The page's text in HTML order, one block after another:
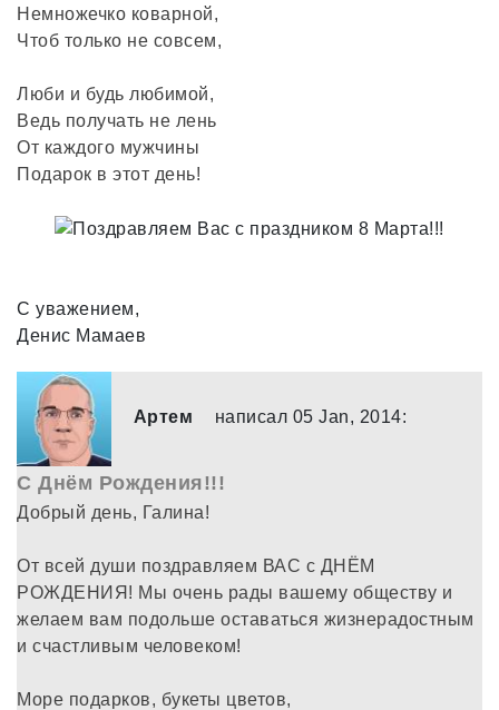
Немножечко коварной,
Чтоб только не совсем,
Люби и будь любимой,
Ведь получать не лень
От каждого мужчины
Подарок в этот день!
С уважением,
Денис Мамаев
Артем написал 05 Jan, 2014:
С Днём Рождения!!!
Добрый день, Галина!
От всей души поздравляем ВАС с ДНЁМ
РОЖДЕНИЯ! Мы очень рады вашему обществу и
желаем вам подольше оставаться жизнерадостным
и счастливым человеком!
Море подарков, букеты цветов,